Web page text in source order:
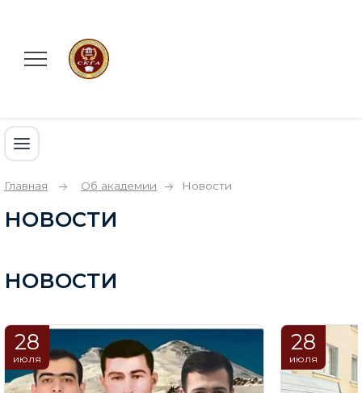
Главная Об академии Новости
НОВОСТИ
НОВОСТИ
28
июля
28
июля